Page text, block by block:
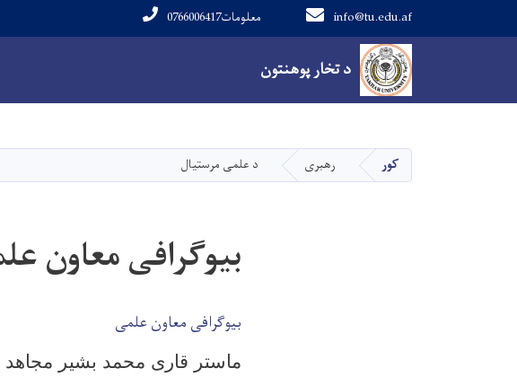
د تخار پوهنتون
info@tu.edu.af 0766006417معلومات
Main navigation
د تخار پوهنتون
کور رهبری د علمی مرستیال
بیوگرافی معاون
بیوگرافی معاون علمی